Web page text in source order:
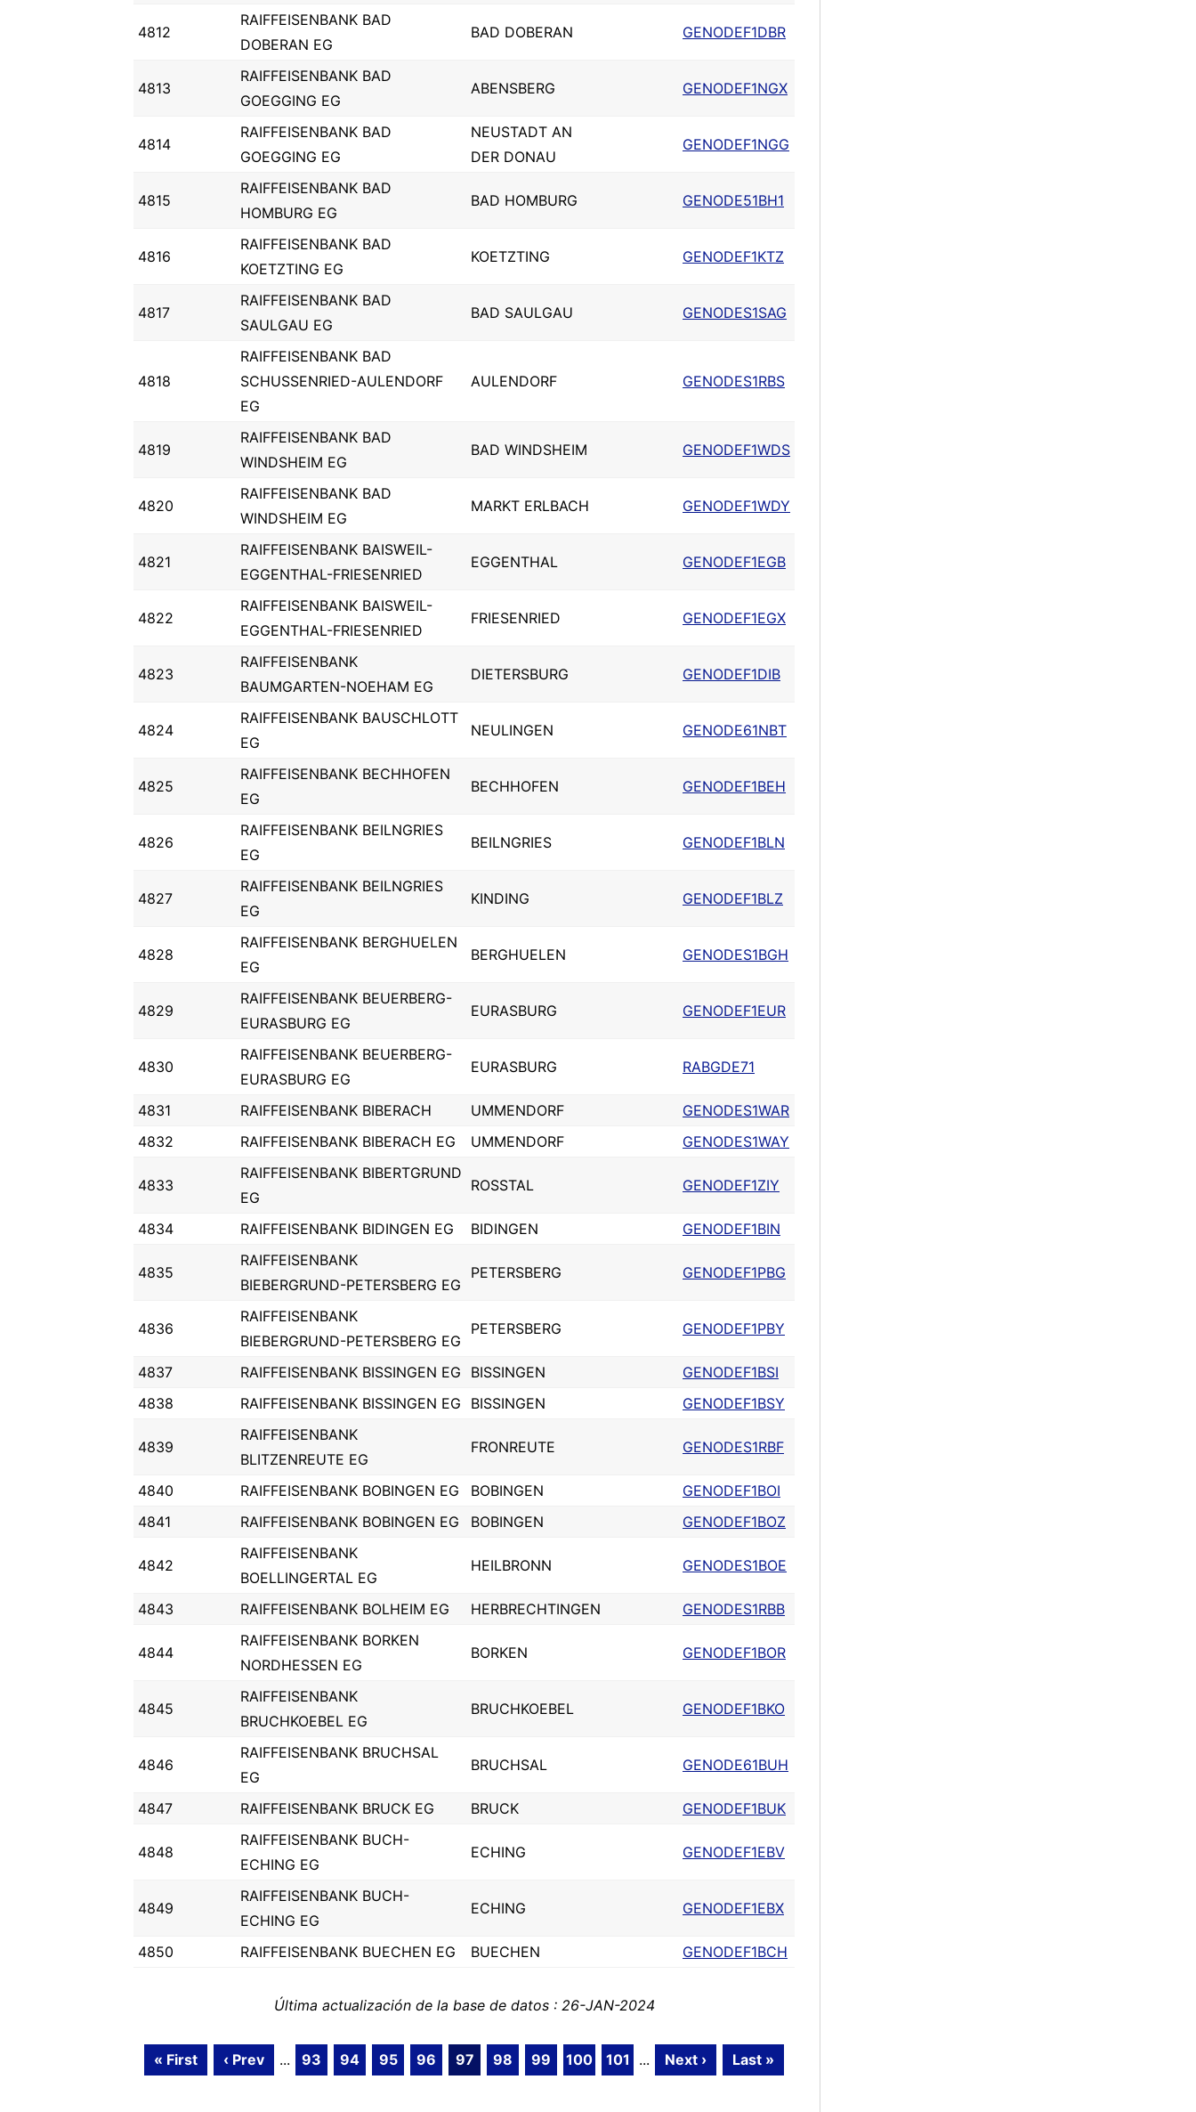
4812
RAIFFEISENBANK BAD
DOBERAN EG
BAD DOBERAN GENODEF1DBR
4813
RAIFFEISENBANK BAD
GOEGGING EG
ABENSBERG GENODEF1NGX
4814
RAIFFEISENBANK BAD
GOEGGING EG
NEUSTADT AN
DER DONAU
GENODEF1NGG
4815
RAIFFEISENBANK BAD
HOMBURG EG
BAD HOMBURG GENODE51BH1
4816
RAIFFEISENBANK BAD
KOETZTING EG
KOETZTING GENODEF1KTZ
4817
RAIFFEISENBANK BAD
SAULGAU EG
BAD SAULGAU GENODES1SAG
4818
RAIFFEISENBANK BAD
SCHUSSENRIED-AULENDORF
EG
AULENDORF GENODES1RBS
4819
RAIFFEISENBANK BAD
WINDSHEIM EG
BAD WINDSHEIM GENODEF1WDS
4820
RAIFFEISENBANK BAD
WINDSHEIM EG
MARKT ERLBACH GENODEF1WDY
4821
RAIFFEISENBANK BAISWEIL-
EGGENTHAL-FRIESENRIED
EGGENTHAL GENODEF1EGB
4822
RAIFFEISENBANK BAISWEIL-
EGGENTHAL-FRIESENRIED
FRIESENRIED GENODEF1EGX
4823
RAIFFEISENBANK
BAUMGARTEN-NOEHAM EG
DIETERSBURG GENODEF1DIB
4824
RAIFFEISENBANK BAUSCHLOTT
EG
NEULINGEN GENODE61NBT
4825
RAIFFEISENBANK BECHHOFEN
EG
BECHHOFEN GENODEF1BEH
4826
RAIFFEISENBANK BEILNGRIES
EG
BEILNGRIES GENODEF1BLN
4827
RAIFFEISENBANK BEILNGRIES
EG
KINDING GENODEF1BLZ
4828
RAIFFEISENBANK BERGHUELEN
EG
BERGHUELEN GENODES1BGH
4829
RAIFFEISENBANK BEUERBERG-
EURASBURG EG
EURASBURG GENODEF1EUR
4830
RAIFFEISENBANK BEUERBERG-
EURASBURG EG
EURASBURG RABGDE71
4831 RAIFFEISENBANK BIBERACH UMMENDORF
GENODES1WAR
4832
RAIFFEISENBANK BIBERACH EG UMMENDORF GENODES1WAY
4833
RAIFFEISENBANK BIBERTGRUND
EG
ROSSTAL GENODEF1ZIY
4834 RAIFFEISENBANK BIDINGEN EG BIDINGEN GENODEF1BIN
4835
RAIFFEISENBANK
BIEBERGRUND-PETERSBERG EG
PETERSBERG GENODEF1PBG
4836
RAIFFEISENBANK
BIEBERGRUND-PETERSBERG EG
PETERSBERG GENODEF1PBY
4837 RAIFFEISENBANK BISSINGEN EG BISSINGEN
GENODEF1BSI
4838
RAIFFEISENBANK BISSINGEN EG BISSINGEN GENODEF1BSY
4839
RAIFFEISENBANK
BLITZENREUTE EG
FRONREUTE GENODES1RBF
4840 RAIFFEISENBANK BOBINGEN EG BOBINGEN
GENODEF1BOI
4841
RAIFFEISENBANK BOBINGEN EG BOBINGEN GENODEF1BOZ
4842
RAIFFEISENBANK
BOELLINGERTAL EG
HEILBRONN GENODES1BOE
4843 RAIFFEISENBANK BOLHEIM EG HERBRECHTINGEN GENODES1RBB
4844
RAIFFEISENBANK BORKEN
NORDHESSEN EG
BORKEN GENODEF1BOR
4845
RAIFFEISENBANK
BRUCHKOEBEL EG
BRUCHKOEBEL GENODEF1BKO
4846
RAIFFEISENBANK BRUCHSAL
EG
BRUCHSAL GENODE61BUH
4847 RAIFFEISENBANK BRUCK EG BRUCK GENODEF1BUK
4848
RAIFFEISENBANK BUCH-
ECHING EG
ECHING GENODEF1EBV
4849
RAIFFEISENBANK BUCH-
ECHING EG
ECHING GENODEF1EBX
4850 RAIFFEISENBANK BUECHEN EG BUECHEN GENODEF1BCH
Última actualización de la base de datos : 26-JAN-2024
« First ‹ Prev ... 93 94 95 96 97 98 99 100 101 ... Next › Last »